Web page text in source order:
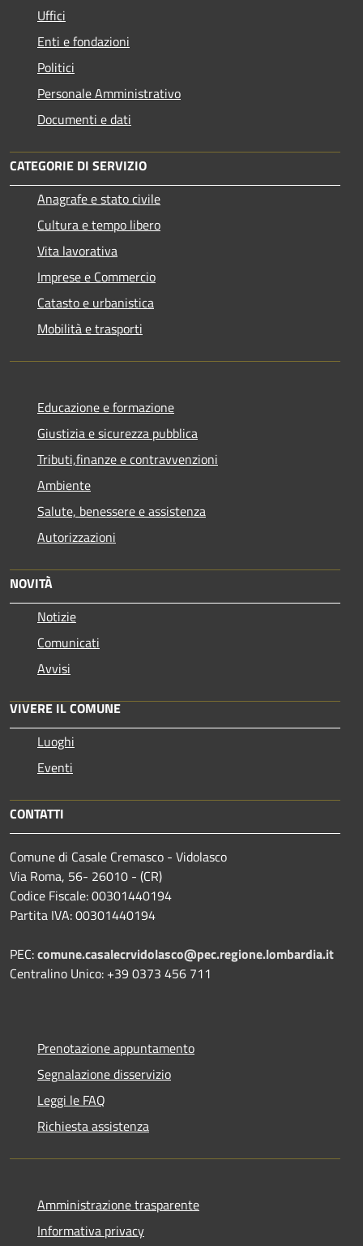
Uffici
Enti e fondazioni
Politici
Personale Amministrativo
Documenti e dati
CATEGORIE DI SERVIZIO
Anagrafe e stato civile
Cultura e tempo libero
Vita lavorativa
Imprese e Commercio
Catasto e urbanistica
Mobilità e trasporti
Educazione e formazione
Giustizia e sicurezza pubblica
Tributi,finanze e contravvenzioni
Ambiente
Salute, benessere e assistenza
Autorizzazioni
NOVITÀ
Notizie
Comunicati
Avvisi
VIVERE IL COMUNE
Luoghi
Eventi
CONTATTI
Comune di Casale Cremasco - Vidolasco
Via Roma, 56- 26010 - (CR)
Codice Fiscale: 00301440194
Partita IVA: 00301440194
PEC:comune.casalecrvidolasco@pec.regione.lombardia.it
Centralino Unico: +39 0373 456 711
Prenotazione appuntamento
Segnalazione disservizio
Leggi le FAQ
Richiesta assistenza
Amministrazione trasparente
Informativa privacy